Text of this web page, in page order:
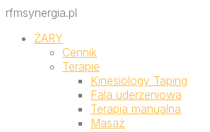
rfmsynergia.pl
ŻARY
Cennik
Terapie
Kinesiology Taping
Fala uderzeniowa
Terapia manualna
Masaż